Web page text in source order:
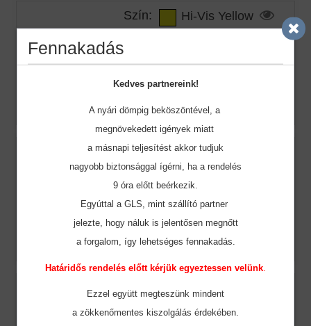
Szín:
Hi-Vis Yellow
Raktár készlet:
3.868 Ft
Szín:
Hi-Vis Yellow
Méret:
M
Ár:
3.868 Ft
Rendelt mennyiség:
Szín:
Hi-Vis Yellow
Méret: L
Fennakadás
Kedves partnereink!
A nyári dömpig beköszöntével, a
megnövekedett igények miatt
a másnapi teljesítést akkor tudjuk
nagyobb biztonsággal ígérni, ha a rendelés
9 óra előtt beérkezik.
Egyúttal a GLS, mint szállító partner
jelezte, hogy náluk is jelentősen megnőtt
a forgalom, így lehetséges fennakadás.
Határidős rendelés előtt kérjük egyeztessen velünk
Ezzel együtt megteszünk mindent
a zökkenőmentes kiszolgálás érdekében.